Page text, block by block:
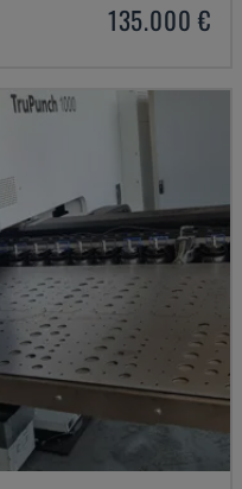
135.000 €